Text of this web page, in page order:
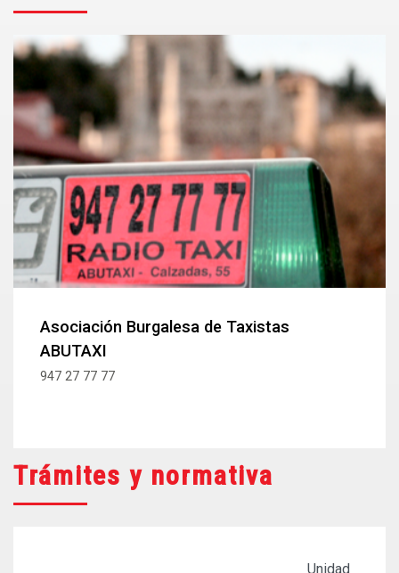
Asociación Burgalesa de Taxistas
ABUTAXI
947 27 77 77
Trámites y normativa
Unidad